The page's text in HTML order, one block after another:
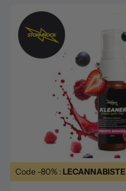
Code -80% : LECANNABISTE